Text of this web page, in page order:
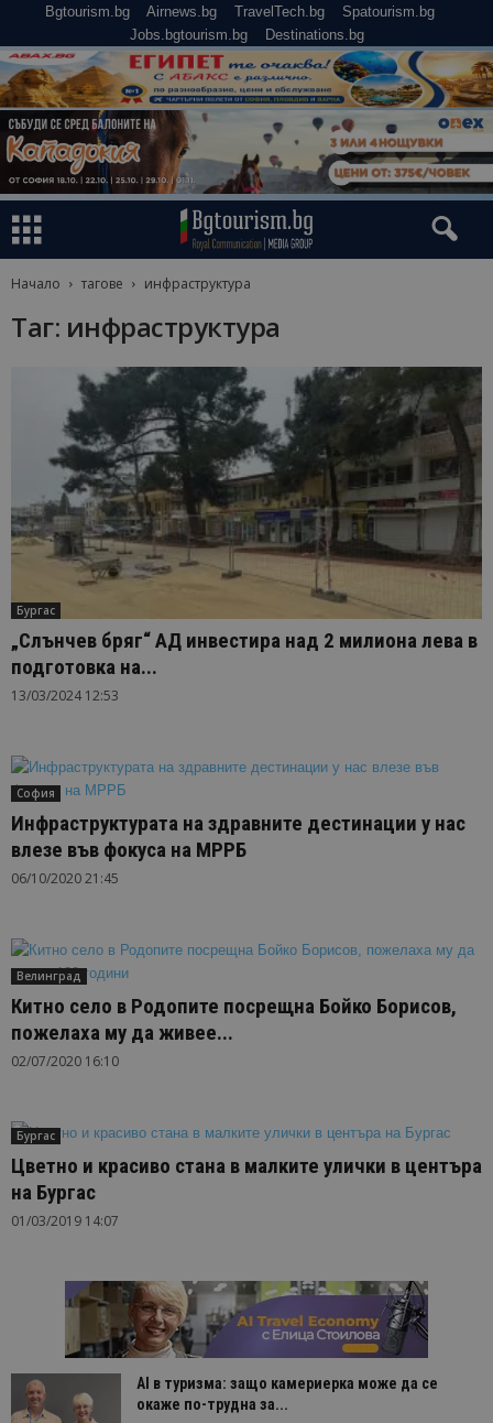
Bgtourism.bg Airnews.bg TravelTech.bg
Spatourism.bg
Jobs.bgtourism.bg
Destinations.bg
Начало тагове инфраструктура
Таг: инфраструктура
Бургас
„Слънчев бряг“ АД инвестира над 2 милиона лева в
подготовка на...
13/03/2024 12:53
София
Инфраструктурата на здравните дестинации у нас
влезе във фокуса на МРРБ
06/10/2020 21:45
Велинград
Китно село в Родопите посрещна Бойко Борисов,
пожелаха му да живее...
02/07/2020 16:10
Бургас
Цветно и красиво стана в малките улички в центъра
на Бургас
01/03/2019 14:07
AI в туризма: защо камериерка може да се
окаже по-трудна за...